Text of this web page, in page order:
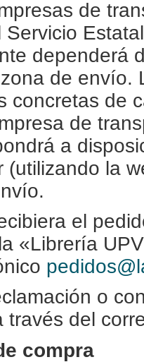
de
Servicio
dependerá
de envío.
concretas de
de
a
(utilizando la
el
«Librería
o
través del
compra